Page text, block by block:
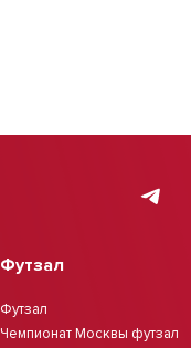
Футзал
Футзал
Чемпионат Москвы футзал